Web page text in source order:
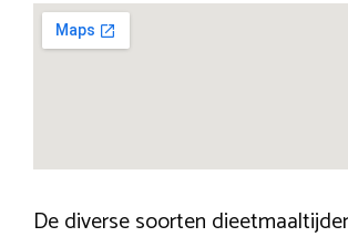
De diverse soorten